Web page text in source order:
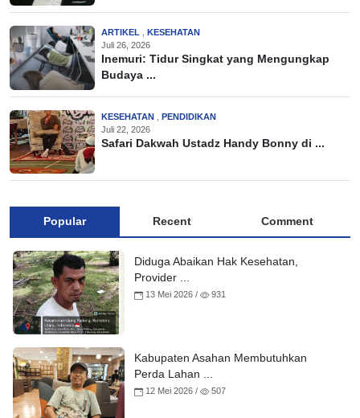
ARTIKEL
KESEHATAN
Juli 26, 2026
Inemuri: Tidur Singkat yang Mengungkap
Budaya ...
KESEHATAN
PENDIDIKAN
Juli 22, 2026
Safari Dakwah Ustadz Handy Bonny di ...
Popular Recent Comment
Diduga Abaikan Hak Kesehatan,
Provider ...
13 Mei 2026 / 931
Kabupaten Asahan Membutuhkan
Perda Lahan ...
12 Mei 2026 / 507